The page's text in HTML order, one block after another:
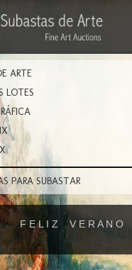
ARTE
LOTES
PARA SUBASTAR
Z V E R